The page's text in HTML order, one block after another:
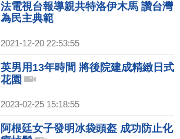
法電視台報導親共特洛伊木馬 讚台灣
為民主典範
2021-12-20 22:53:55
英男用13年時間 將後院建成精緻日式
花園
2023-02-25 15:18:55
阿根廷女子發明冰袋頭盔 成功防止化